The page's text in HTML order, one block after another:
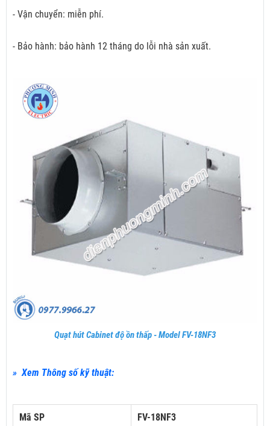
- Vận chuyển: miễn phí.
- Bảo hành: bảo hành 12 tháng do lỗi nhà sản xuất.
Quạt hút Cabinet độ ồn thấp - Model FV-18NF3
» Xem Thông số kỹ thuật:
Mã SP FV-18NF3